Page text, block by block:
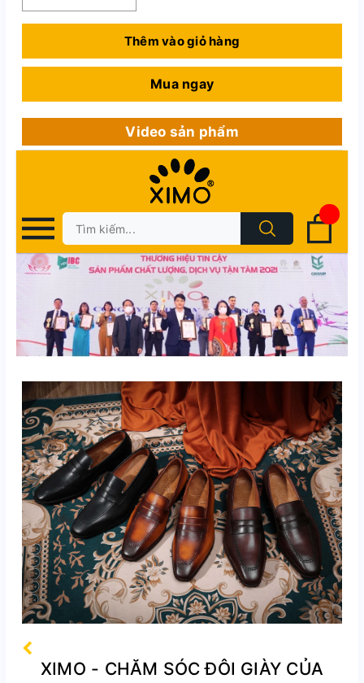
Thêm vào giỏ hàng
Mua ngay
Video sản phẩm
XIMO - CHĂM SÓC ĐÔI GIÀY CỦA